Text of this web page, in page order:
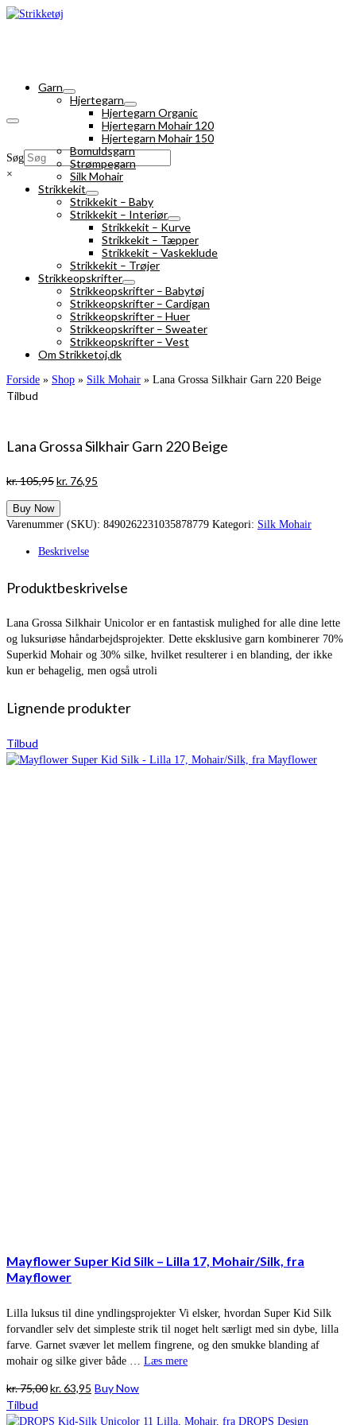
Søg
×
Garn
Hjertegarn
Hjertegarn Organic
Hjertegarn Mohair 120
Hjertegarn Mohair 150
Bomuldsgarn
Strømpegarn
Silk Mohair
Strikkekit
Strikkekit – Baby
Strikkekit – Interiør
Strikkekit – Kurve
Strikkekit – Tæpper
Strikkekit – Vaskeklude
Strikkekit – Trøjer
Strikkeopskrifter
Strikkeopskrifter – Babytøj
Strikkeopskrifter – Cardigan
Strikkeopskrifter – Huer
Strikkeopskrifter – Sweater
Strikkeopskrifter – Vest
Om Strikketoj.dk
Forside » Shop » Silk Mohair » Lana Grossa Silkhair Garn 220 Beige
Tilbud
Lana Grossa Silkhair Garn 220 Beige
kr.105,95Den
pris
var:
kr. 76,95
er:
Buy Now
Varenummer (SKU): 8490262231035878779 Kategori: Silk Mohair
Beskrivelse
Produktbeskrivelse
Lana Grossa Silkhair Unicolor er en fantastisk mulighed for alle dine lette
og luksuriøse håndarbejdsprojekter. Dette eksklusive garn kombinerer 70%
Superkid Mohair og 30% silke, hvilket resulterer i en blanding, der ikke
kun er behagelig, men også utroli
Lignende produkter
Tilbud
Mayflower Super Kid Silk – Lilla 17, Mohair/Silk, fra
Mayflower
Lilla luksus til dine yndlingsprojekter Vi elsker, hvordan Super Kid Silk
forvandler selv det simpleste strik til noget helt særligt med sin dybe, lilla
farve. Garnet svæver let mellem fingrene, og den smukke blanding af
mohair og silke giver både … Læs mere
kr.75,00Den
pris
kr.63,95 Den
pris
Buy Now
Tilbud